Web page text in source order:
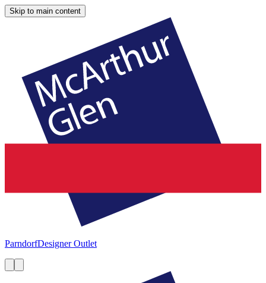
Skip to main content
ParndorfDesigner Outlet